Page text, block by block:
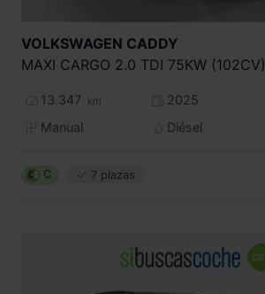
VOLKSWAGEN CADDY
MAXI CARGO 2.0 TDI 75KW (102CV)
13.347 km
2025
Manual
Diésel
C 7 plazas